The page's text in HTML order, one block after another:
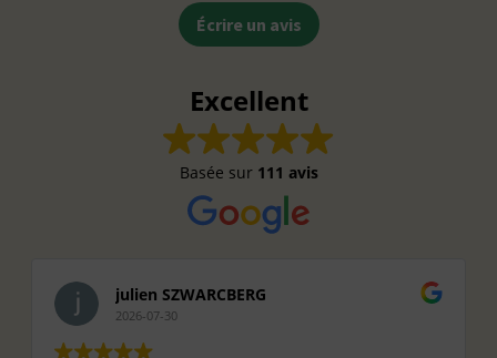
Écrire un avis
Excellent
Basée sur 111 avis
julien SZWARCBERG
2026-07-30